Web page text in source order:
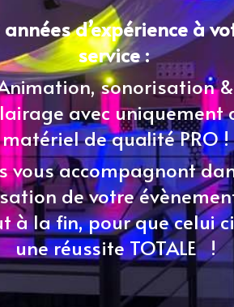
d’expérience à
service :
sonorisation &
avec uniquement
matériel de qualité PRO !
vous accompagnont
de votre
à la fin, pour que celui
une réussite TOTALE !